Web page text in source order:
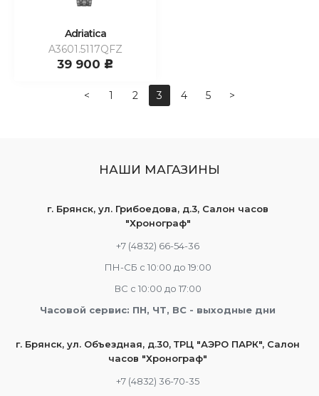
Adriatica
A3601.5117QFZ
39 900 c
< 1 2 3 4 5 >
НАШИ МАГАЗИНЫ
г. Брянск, ул. Грибоедова, д.3, Салон часов
"Хронограф"
+7 (4832) 66-54-36
ПН-СБ с 10:00 до 19:00
ВС с 10:00 до 17:00
Часовой сервис: ПН, ЧТ, ВС - выходные дни
г. Брянск, ул. Объездная, д.30, ТРЦ "АЭРО ПАРК", Салон
часов "Хронограф"
+7 (4832) 36-70-35